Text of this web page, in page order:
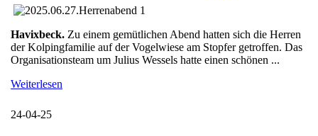
Havixbeck. Zu einem gemütlichen Abend hatten sich die Herren
der Kolpingfamilie auf der Vogelwiese am Stopfer getroffen. Das
Organisationsteam um Julius Wessels hatte einen schönen ...
Weiterlesen
24-04-25